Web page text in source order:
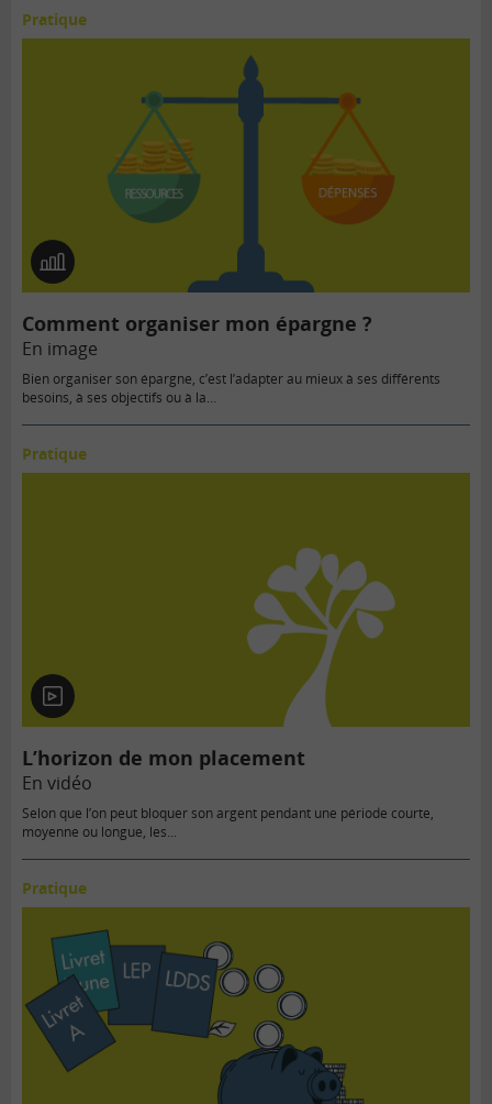
Pratique
En
image
Comment organiser mon épargne ?
En image
Bien organiser son épargne, c’est l’adapter au mieux à ses différents
besoins, à ses objectifs ou à la…
Pratique
En
vidéo
L’horizon de mon placement
En vidéo
Selon que l’on peut bloquer son argent pendant une période courte,
moyenne ou longue, les...
Pratique